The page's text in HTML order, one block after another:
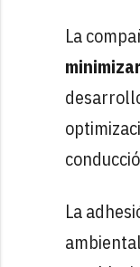
La
La